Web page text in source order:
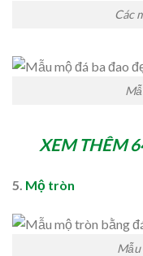
Các
XEM THÊM
5. Mộ tròn
Mẫu